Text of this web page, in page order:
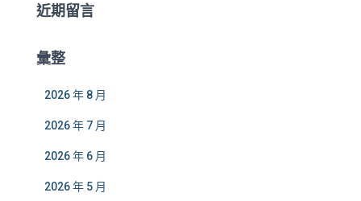
近期留言
彙整
2026 年 8 月
2026 年 7 月
2026 年 6 月
2026 年 5 月